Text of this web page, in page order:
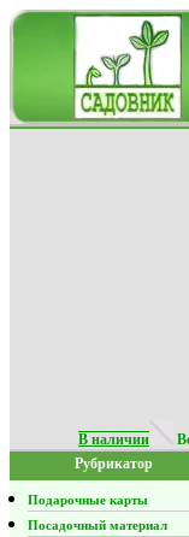
В наличии
Рубрикатор
Подарочные карты
Посадочный материал